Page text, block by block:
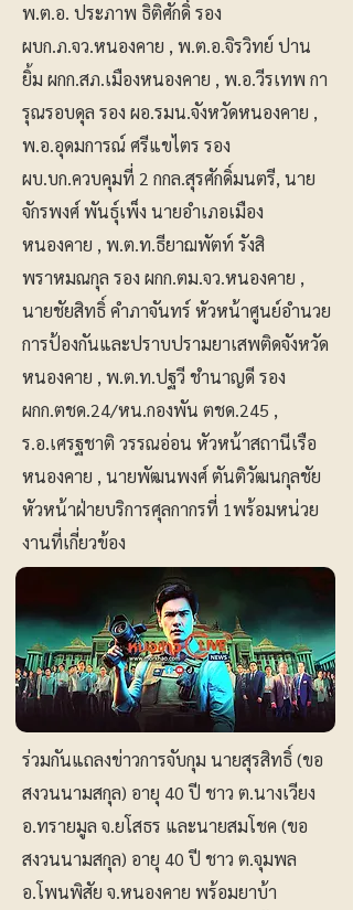
พ.ต.อ. ประภาพ ธิติศักดิ์ รอง
ผบก.ภ.จว.หนองคาย , พ.ต.อ.จิรวิทย์ ปาน
ยิ้ม ผกก.สภ.เมืองหนองคาย , พ.อ.วีรเทพ กา
รุณรอบดุล รอง ผอ.รมน.จังหวัดหนองคาย ,
พ.อ.อุดมการณ์ ศรีแขไตร รอง
ผบ.บก.ควบคุมที่ 2 กกล.สุรศักดิ์มนตรี, นาย
จักรพงศ์ พันธุ์เพ็ง นายอำเภอเมือง
หนองคาย , พ.ต.ท.ธียาฌพัตท์ รังสิ
พราหมณกุล รอง ผกก.ตม.จว.หนองคาย ,
นายชัยสิทธิ์ คำภาจันทร์ หัวหน้าศูนย์อำนวย
การป้องกันและปราบปรามยาเสพติดจังหวัด
หนองคาย , พ.ต.ท.ปฐวี ชำนาญดี รอง
ผกก.ตชด.24/หน.กองพัน ตชด.245 ,
ร.อ.เศรฐชาติ วรรณอ่อน หัวหน้าสถานีเรือ
หนองคาย , นายพัฒนพงศ์ ตันติวัฒนกุลชัย
หัวหน้าฝ่ายบริการศุลกากรที่ 1พร้อมหน่วย
งานที่เกี่ยวข้อง
ร่วมกันแถลงข่าวการจับกุม นายสุรสิทธิ์ (ขอ
สงวนนามสกุล) อายุ 40 ปี ชาว ต.นางเวียง
อ.ทรายมูล จ.ยโสธร และนายสมโชค (ขอ
สงวนนามสกุล) อายุ 40 ปี ชาว ต.จุมพล
อ.โพนพิสัย จ.หนองคาย พร้อมยาบ้า